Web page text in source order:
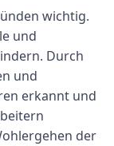
wichtig.
und
Durch
und
erkannt und
der